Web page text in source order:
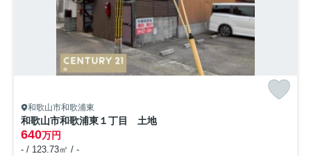
和歌山市和歌浦東
和歌山市和歌浦東１丁目 土地
640万円
- / 123.73㎡ / -